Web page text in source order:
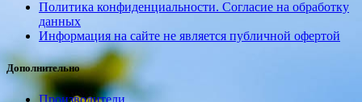
Политика конфиденциальности. Согласие на обработку
данных
Информация на сайте не является публичной офертой
Дополнительно
Производители